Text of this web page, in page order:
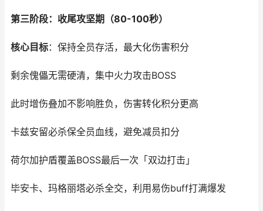
第三阶段：收尾攻坚期（80-100秒）
核心目标：保持全员存活，最大化伤害积分
剩余傀儡无需硬清，集中火力攻击BOSS
此时增伤叠加不影响胜负，伤害转化积分更高
卡兹安留必杀保全员血线，避免减员扣分
荷尔加护盾覆盖BOSS最后一次「双边打击」
毕安卡、玛格丽塔必杀全交，利用易伤buff打满爆发